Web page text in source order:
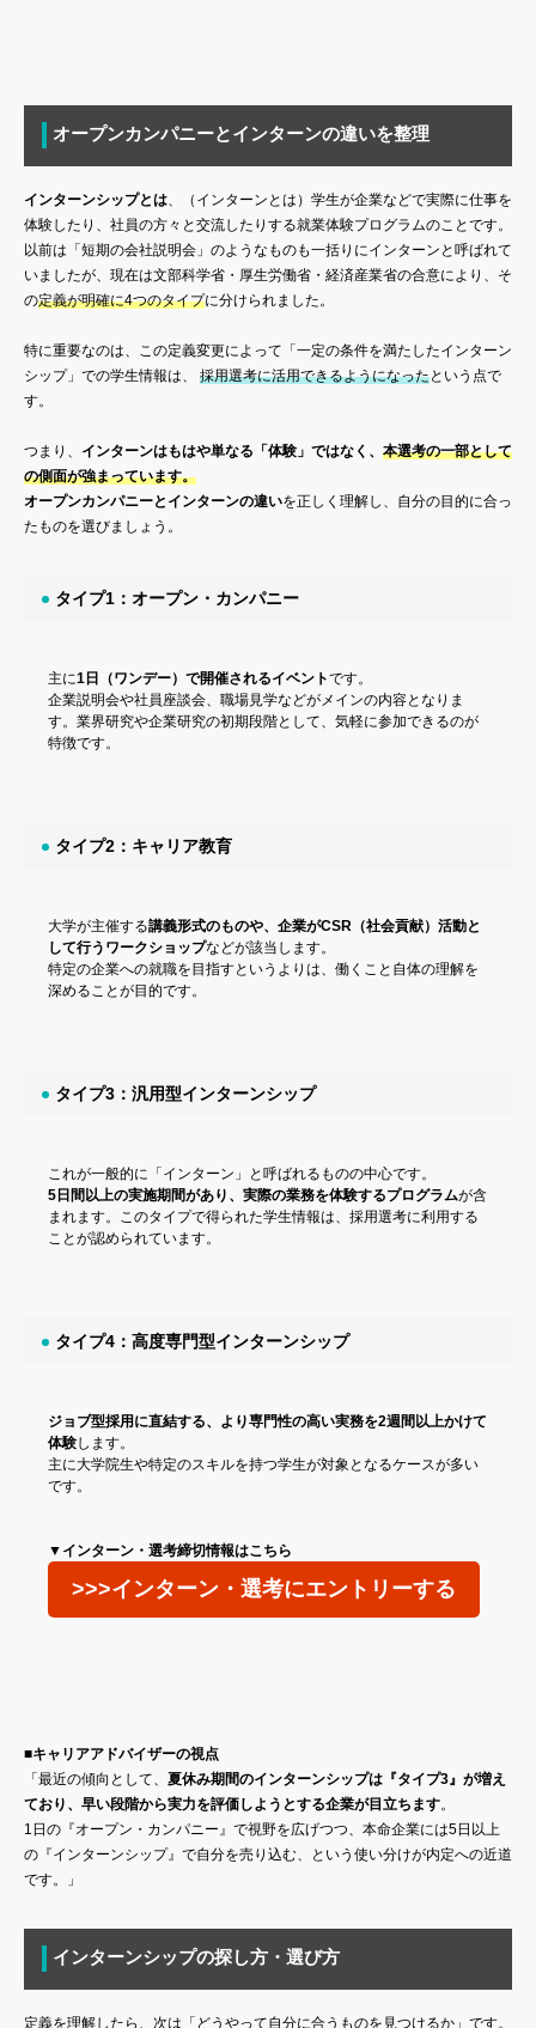
オープンカンパニーとインターンの違いを整理
インターンシップとは 、（インターンとは）学生が企業などで実際に仕事を
体験したり、社員の方々と交流したりする就業体験プログラムのことです。
以前は「短期の会社説明会」のようなものも一括りにインターンと呼ばれて
いましたが、現在は文部科学省・厚生労働省・経済産業省の合意により、そ
の定義が明確に4つのタイプに分けられました。
特に重要なのは、この定義変更によって「一定の条件を満たしたインターン
シップ」での学生情報は、 採用選考に活用できるようになったという点で
す。
つまり、 インターンはもはや単なる「体験」ではなく、 本選考の一部として
の側面が強まっています。
オープンカンパニーとインターンの違いを正しく理解し、自分の目的に合っ
たものを選びましょう。
タイプ1：オープン・カンパニー
主に1日（ワンデー）で開催されるイベントです。
企業説明会や社員座談会、職場見学などがメインの内容となりま
す。業界研究や企業研究の初期段階として、気軽に参加できるのが
特徴です。
タイプ2：キャリア教育
大学が主催する講義形式のものや、企業がCSR（社会貢献）活動と
して行うワークショップなどが該当します。
特定の企業への就職を目指すというよりは、働くこと自体の理解を
深めることが目的です。
タイプ3：汎用型インターンシップ
これが一般的に「インターン」と呼ばれるものの中心です。
5日間以上の実施期間があり、実際の業務を体験するプログラムが含
まれます。このタイプで得られた学生情報は、採用選考に利用する
ことが認められています。
タイプ4：高度専門型インターンシップ
ジョブ型採用に直結する、より専門性の高い実務を2週間以上かけて
体験します。
主に大学院生や特定のスキルを持つ学生が対象となるケースが多い
です。
▼インターン・選考締切情報はこちら
>>>インターン・選考にエントリーする
■キャリアアドバイザーの視点
「最近の傾向として、 夏休み期間のインターンシップは『タイプ3』が増え
ており、早い段階から実力を評価しようとする企業が目立ちます。
1日の『オープン・カンパニー』で視野を広げつつ、本命企業には5日以上
の『インターンシップ』で自分を売り込む、という使い分けが内定への近道
です。」
インターンシップの探し方・選び方
定義を理解したら、次は「どうやって自分に合うものを見つけるか」です。